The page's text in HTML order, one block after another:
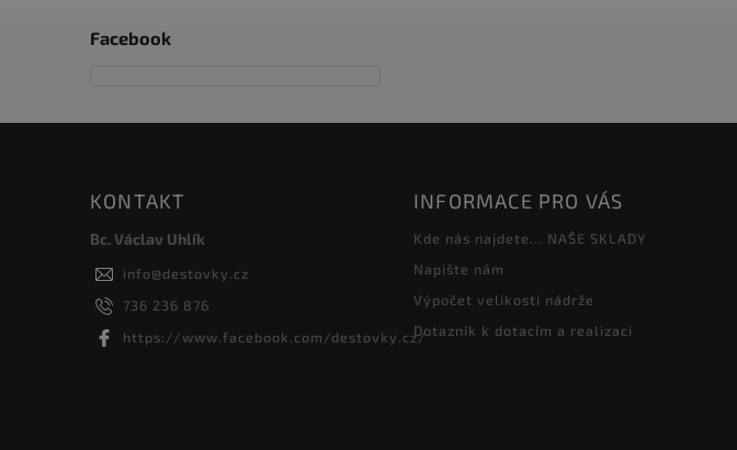
Facebook
KONTAKT
Bc. Václav Uhlík
info@destovky.cz
736 236 876
https://www.facebook.com/destovky.cz/
INFORMACE PRO VÁS
Kde nás najdete... NAŠE SKLADY
Napište nám
Výpočet velikosti nádrže
Dotazník k dotacím a realizaci